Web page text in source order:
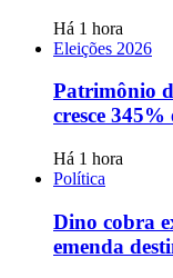
Há 1 hora
Eleições 2026
Patrimônio
cresce 345%
Há 1 hora
Política
Dino cobra
emenda